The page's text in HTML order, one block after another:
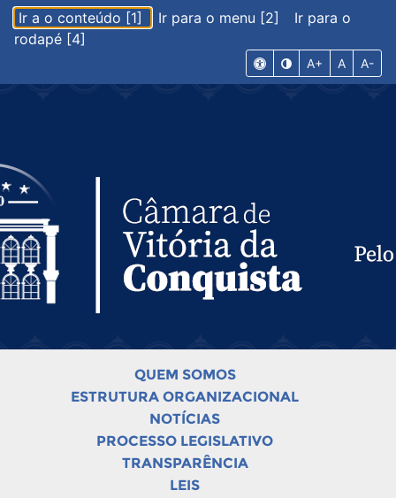
Ir a o conteúdo [1] Ir para o menu [2]
Ir para o
rodapé [4]
A+ A A-
QUEM SOMOS
ESTRUTURA ORGANIZACIONAL
NOTÍCIAS
PROCESSO LEGISLATIVO
TRANSPARÊNCIA
LEIS